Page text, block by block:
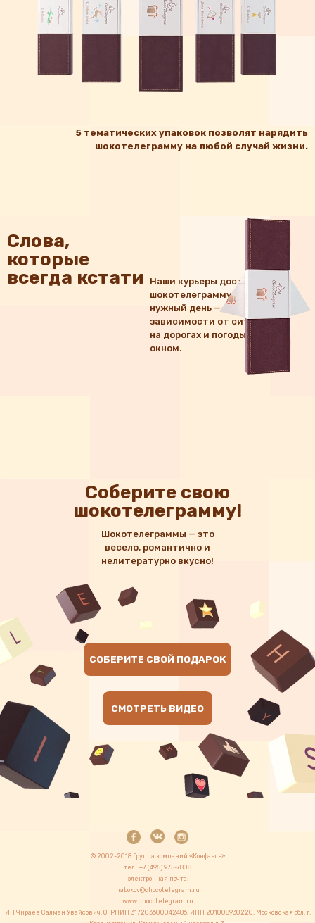
5 тематических упаковок позволят нарядить
шокотелеграмму на любой случай жизни.
Слова,
которые
всегда кстати
Наши курьеры доставят
шокотелеграмму точно в
нужный день — вне
зависимости от ситуации
на дорогах и погоды за
окном.
Соберите свою
шокотелеграмму!
Шокотелеграммы — это
весело, романтично и
нелитературно вкусно!
CОБЕРИТЕ СВОЙ ПОДАРОК
СМОТРЕТЬ ВИДЕО
© 2002-2018 Группа компаний «Конфаэль»
тел.: +7 (495) 975-7808
электронная почта:
nabokov@chocotelegram.ru
www.chocotelegram.ru
ИП Чираев Салман Увайсович, ОГРНИП 317203600042486, ИНН 201008930220, Московская обл. г.